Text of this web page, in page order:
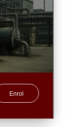
Enrol